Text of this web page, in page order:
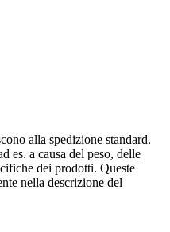
alla spedizione standard.
es. a causa del peso, delle
dei prodotti. Queste
nella descrizione del